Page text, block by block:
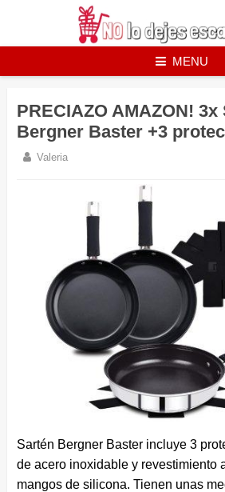
MENU
PRECIAZO AMAZON! 3x
Bergner Baster +3
Valeria
Sartén Bergner Baster incluye 3
de acero inoxidable y revestimiento
mangos de silicona. Tienen unas